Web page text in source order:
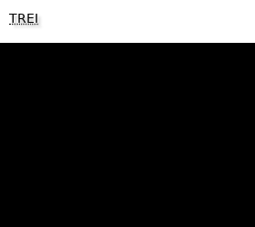
TREI